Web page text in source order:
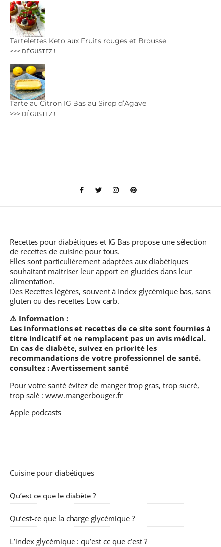
Tartelettes Keto aux Fruits rouges et Brousse
>>> DÉGUSTEZ !
Tarte au Citron IG Bas au Sirop d’Agave
>>> DÉGUSTEZ !
Recettes pour diabétiques et IG Bas propose une sélection
de recettes de cuisine pour tous.
Elles sont particulièrement adaptées aux diabétiques
souhaitant maitriser leur apport en glucides dans leur
alimentation.
Des Recettes légères, souvent à Index glycémique bas, sans
gluten ou des recettes Low carb.
⚠️ Information :
Les informations et recettes de ce site sont fournies à
titre indicatif et ne remplacent pas un avis médical.
En cas de diabète, suivez en priorité les
recommandations de votre professionnel de santé.
consultez : Avertissement santé
Pour votre santé évitez de manger trop gras, trop sucré,
trop salé : www.mangerbouger.fr
Apple podcasts
Cuisine pour diabétiques
Qu’est ce que le diabète ?
Qu’est-ce que la charge glycémique ?
L’index glycémique : qu’est ce que c’est ?